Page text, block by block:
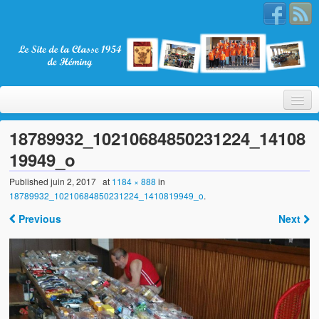
Bienvenue
La Classe 1954
Les membres
Nos partenaires
18789932_10210684850231224_14108
19949_o
Publishedjuin 2, 2017 at 1184 × 888 in
18789932_10210684850231224_1410819949_o.
Previous Next